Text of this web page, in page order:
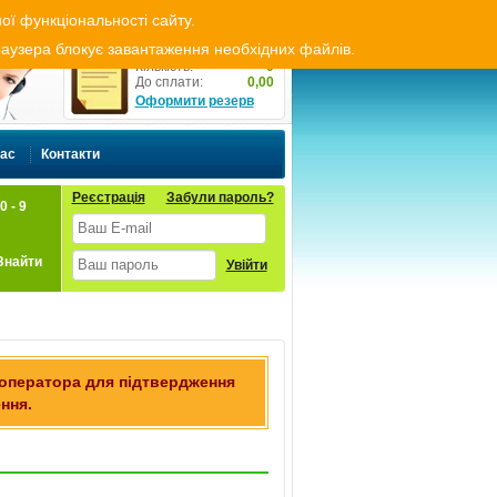
резерв Оплата і доставка
функціональності сайту.
блокує завантаження необхідних файлів.
Резерв товару
Кількість:
0
До сплати:
0,00
Оформити резерв
Контакти
0 - 9
Реєстрація Забули пароль?
Увійти
для підтвердження